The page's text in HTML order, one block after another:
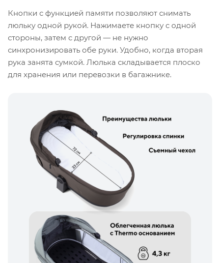
Кнопки с функцией памяти позволяют снимать
люльку одной рукой. Нажимаете кнопку с одной
стороны, затем с другой — не нужно
синхронизировать обе руки. Удобно, когда вторая
рука занята сумкой. Люлька складывается плоско
для хранения или перевозки в багажнике.